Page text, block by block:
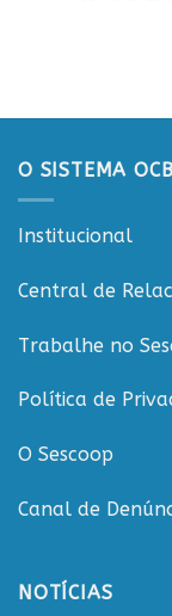
O SISTEMA OCB
Institucional
Central de
Trabalhe no
Política de
O Sescoop
Canal de
NOTÍCIAS